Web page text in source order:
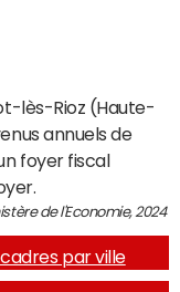
lès-Rioz (Haute-
annuels de
foyer fiscal
de l'Economie, 2024
par ville